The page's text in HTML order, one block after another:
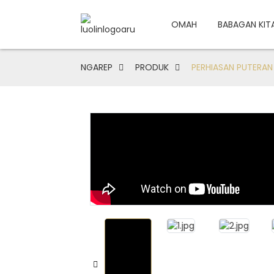
OMAH BABAGAN
NGAREP PRODUK PERHIASAN
Loading...
Loading...